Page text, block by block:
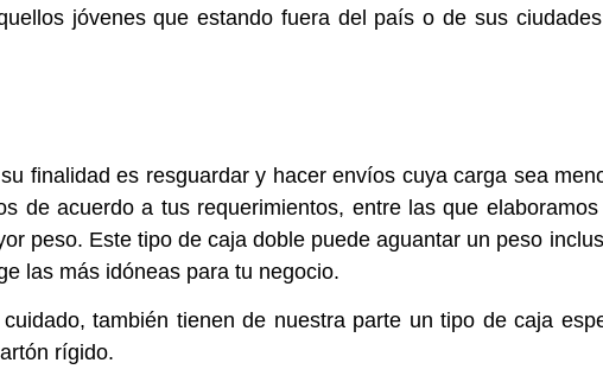
jóvenes que estando fuera del país o de sus
finalidad es resguardar y hacer envíos cuya carga sea
de acuerdo a tus requerimientos, entre las que
peso. Este tipo de caja doble puede aguantar un peso
las más idóneas para tu negocio.
también tienen de nuestra parte un tipo de caja
rígido.